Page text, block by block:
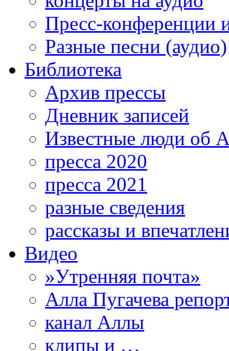
Пресс-конференции
Разные песни (аудио)
Библиотека
Архив прессы
Дневник записей
Известные люди об
пресса 2020
пресса 2021
разные сведения
рассказы и
Видео
»Утренняя почта»
Алла Пугачева
канал Аллы
клипы и …